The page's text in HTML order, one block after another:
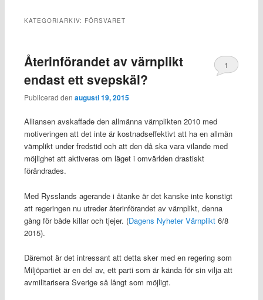
KATEGORIARKIV: FÖRSVARET
Återinförandet av värnplikt
endast ett svepskäl?
Publicerad den augusti 19, 2015
1
Alliansen avskaffade den allmänna värnplikten 2010 med
motiveringen att det inte är kostnadseffektivt att ha en allmän
värnplikt under fredstid och att den då ska vara vilande med
möjlighet att aktiveras om läget i omvärlden drastiskt
förändrades.
Med Rysslands agerande i åtanke är det kanske inte konstigt
att regeringen nu utreder återinförandet av värnplikt, denna
gång för både killar och tjejer. (Dagens Nyheter Värnplikt6/8
2015).
Däremot är det intressant att detta sker med en regering som
Miljöpartiet är en del av, ett parti som är kända för sin vilja att
avmilitarisera Sverige så långt som möjligt.